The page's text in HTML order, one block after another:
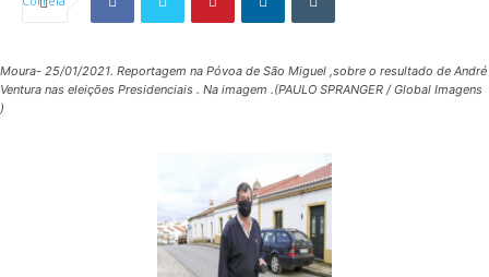
Moura- 25/01/2021. Reportagem na Póvoa de São Miguel ,sobre o resultado de André
Ventura nas eleições Presidenciais . Na imagem .(PAULO SPRANGER / Global Imagens
)